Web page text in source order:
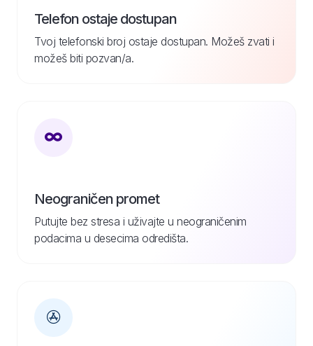
Telefon ostaje dostupan
Tvoj telefonski broj ostaje dostupan. Možeš zvati i
možeš biti pozvan/a.
Neograničen promet
Putujte bez stresa i uživajte u neograničenim
podacima u desecima odredišta.